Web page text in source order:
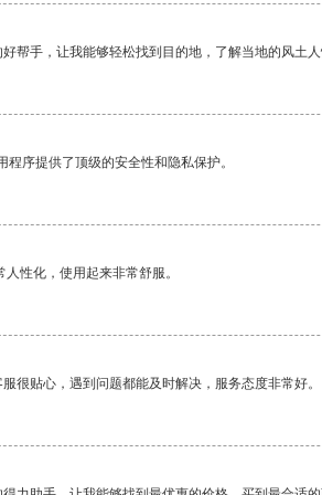
帮手，让我能够轻松找到目的地，了解当地的风土人
程序提供了顶级的安全性和隐私保护。
性化，使用起来非常舒服。
很贴心，遇到问题都能及时解决，服务态度非常好。